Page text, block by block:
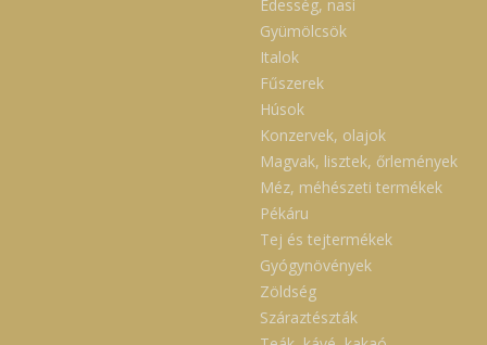
Édesség, nasi
Gyümölcsök
Italok
Fűszerek
Húsok
Konzervek, olajok
Magvak, lisztek, őrlemények
Méz, méhészeti termékek
Pékáru
Tej és tejtermékek
Gyógynövények
Zöldség
Száraztészták